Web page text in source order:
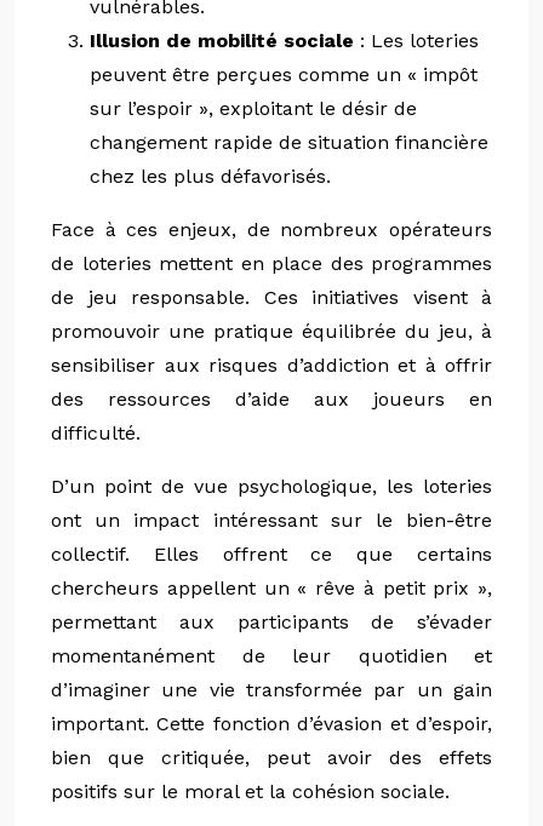
vulnérables.
Illusion de mobilité sociale : Les loteries
peuvent être perçues comme un « impôt
sur l’espoir », exploitant le désir de
changement rapide de situation financière
chez les plus défavorisés.
Face à ces enjeux, de nombreux opérateurs
de loteries mettent en place des programmes
de jeu responsable. Ces initiatives visent à
promouvoir une pratique équilibrée du jeu, à
sensibiliser aux risques d’addiction et à offrir
des ressources d’aide aux joueurs en
difficulté.
D’un point de vue psychologique, les loteries
ont un impact intéressant sur le bien-être
collectif. Elles offrent ce que certains
chercheurs appellent un « rêve à petit prix »,
permettant aux participants de s’évader
momentanément de leur quotidien et
d’imaginer une vie transformée par un gain
important. Cette fonction d’évasion et d’espoir,
bien que critiquée, peut avoir des effets
positifs sur le moral et la cohésion sociale.